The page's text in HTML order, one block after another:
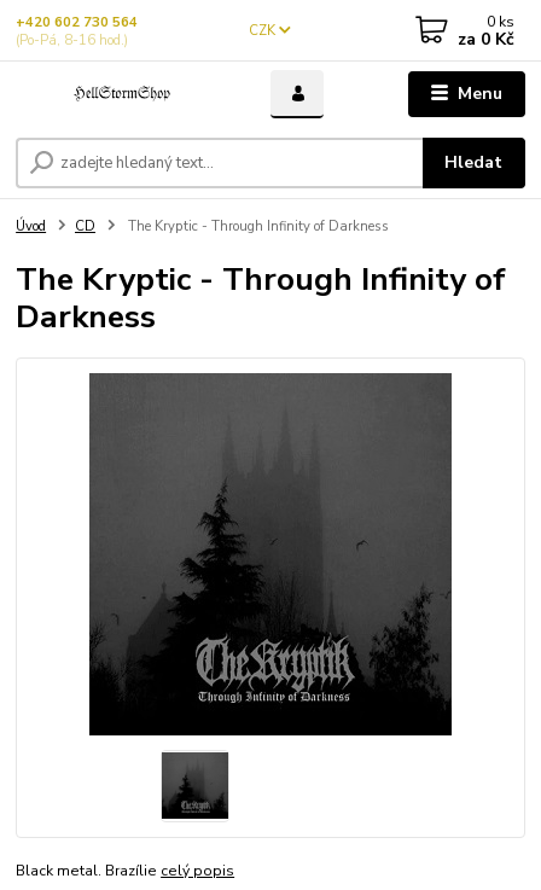
Menu
CZK
Hledat
+420 602 730 564
(Po-Pá, 8-16 hod.)
0 ks
za 0 Kč
Úvod CD The Kryptic - Through Infinity of Darkness
The Kryptic - Through Infinity of
Darkness
Black metal. Brazílie celý popis